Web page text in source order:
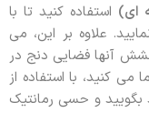
استفاده کنید تا با
علاوه بر این، می
آنها فضایی دنج در
کنید، با استفاده از
بگویید و حسی رمانتیک